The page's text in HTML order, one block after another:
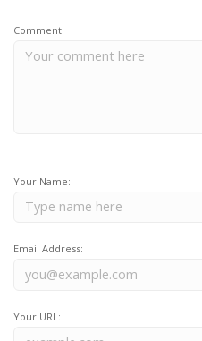
Comment:
Your Name:
Email Address:
Your URL: